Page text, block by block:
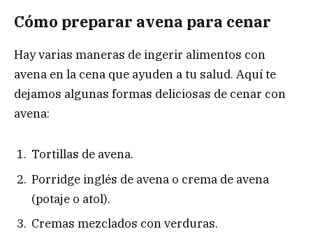
Cómo preparar avena para cenar
Hay varias maneras de ingerir alimentos con
avena en la cena que ayuden a tu salud. Aquí te
dejamos algunas formas deliciosas de cenar con
avena:
Tortillas de avena.
Porridge inglés de avena o crema de avena
(potaje o atol).
Cremas mezclados con verduras.